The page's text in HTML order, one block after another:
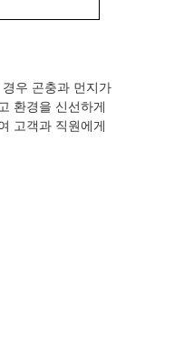
우 곤충과 먼지가
환경을 신선하게
고객과 직원에게